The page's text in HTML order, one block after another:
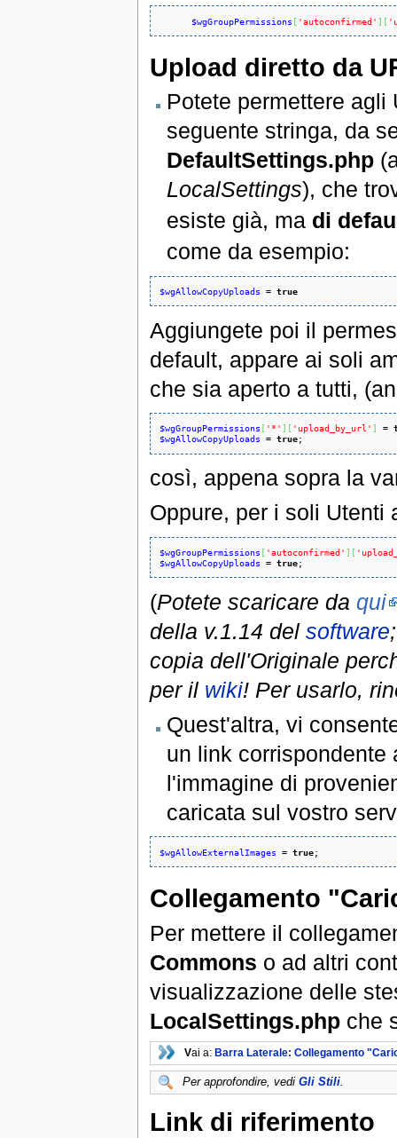
$wgGroupPermissions [ 'autoconfirmed' ] [
Upload diretto da
Potete permettere agli
seguente stringa, da
DefaultSettings.php
LocalSettings), che
esiste già, ma di
come da esempio:
$wgAllowCopyUploads = true
Aggiungete poi il
default, appare ai soli
che sia aperto a tutti,
$wgGroupPermissions [ '*' ] [ 'upload_by_url' ] =
$wgAllowCopyUploads = true;
così, appena sopra la
Oppure, per i soli Utenti
$wgGroupPermissions [ 'autoconfirmed' ] [
$wgAllowCopyUploads = true;
(Potete scaricare da qui
della v.1.14 del software
copia dell'Originale
per il wiki! Per usarlo,
Quest'altra, vi
un link corrispondente
l'immagine di
caricata sul vostro
$wgAllowExternalImages = true;
Collegamento
Per mettere il
Commons o ad altri
visualizzazione delle
LocalSettings.phpche
Vai a: Barra Laterale: Collegamento
Per approfondire, vedi Gli Stili.
Link di riferimento